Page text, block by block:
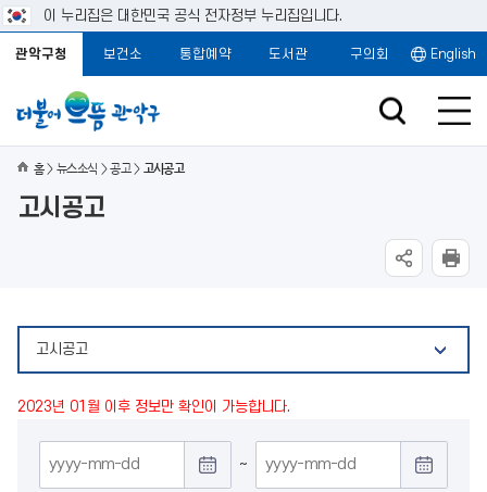
이 누리집은 대한민국 공식 전자정부 누리집입니다.
관악구청 보건소 통합예약 도서관 구의회 English
홈 뉴스소식 공고 고시공고
고시공고
고시공고
2023년 01월 이후 정보만 확인이 가능합니다.
시
~